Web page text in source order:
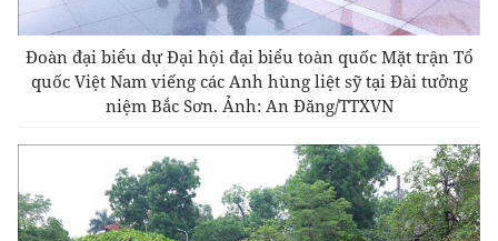
Đoàn đại biểu dự Đại hội đại biểu toàn quốc Mặt trận Tổ
quốc Việt Nam viếng các Anh hùng liệt sỹ tại Đài tưởng
niệm Bắc Sơn. Ảnh: An Đăng/TTXVN